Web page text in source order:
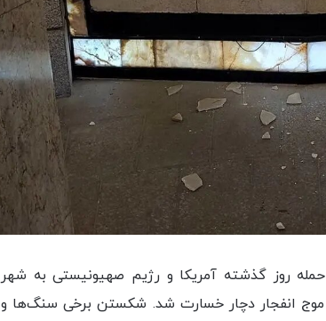
حمله روز گذشته آمریکا و رژیم صهیونیستی به شهر
موج انفجار دچار خسارت شد. شکستن برخی سنگ‌ها و